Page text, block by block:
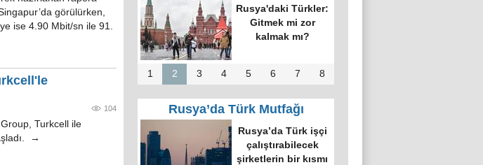
görülürken,
ise 4.90 Mbit/sn ile 91.
104
Turkcell ile
→
Rusya'daki Türkler:
Gitmek mi zor
kalmak mı?
1 2 3 4 5 6 7 8
Rusya’da Türk Mutfağı
Rusya’da Türk işçi
çalıştırabilecek
şirketlerin bir kısmı